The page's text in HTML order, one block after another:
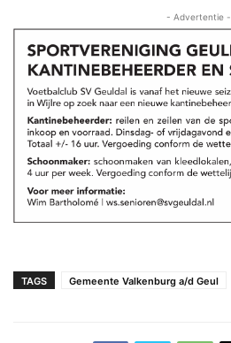
- Advertentie -
TAGS Gemeente Valkenburg a/d Geul